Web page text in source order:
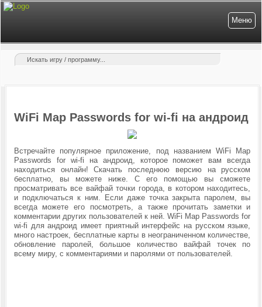
Меню
WiFi Map Passwords for wi-fi на андроид
Встречайте популярное приложение, под названием WiFi Map
Passwords for wi-fi на андроид, которое поможет вам всегда
находиться онлайн! Скачать последнюю версию на русском
бесплатно, вы можете ниже. С его помощью вы сможете
просматривать все вайфай точки города, в котором находитесь,
и подключаться к ним. Если даже точка закрыта паролем, вы
всегда можете его посмотреть, а также прочитать заметки и
комментарии других пользователей к ней.WiFi Map Passwords for
wi-fi для андроид имеет приятный интерфейс на русском языке,
много настроек, бесплатные карты в неограниченном количестве,
обновление паролей, большое количество вайфай точек по
всему миру, с комментариями и паролями от пользователей.